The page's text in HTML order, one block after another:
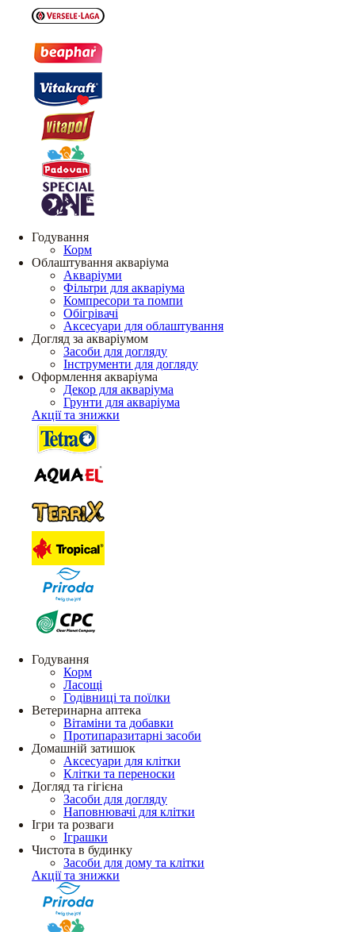
Годування
Корм
Облаштування акваріума
Акваріуми
Фільтри для акваріума
Компресори та помпи
Обігрівачі
Аксесуари для облаштування
Догляд за акваріумом
Засоби для догляду
Інструменти для догляду
Оформлення акваріума
Декор для акваріума
Грунти для акваріума
Акції та знижки
Годування
Корм
Ласощі
Годівниці та поїлки
Ветеринарна аптека
Вітаміни та добавки
Протипаразитарні засоби
Домашній затишок
Аксесуари для клітки
Клітки та переноски
Догляд та гігієна
Засоби для догляду
Наповнювачі для клітки
Ігри та розваги
Іграшки
Чистота в будинку
Засоби для дому та клітки
Акції та знижки